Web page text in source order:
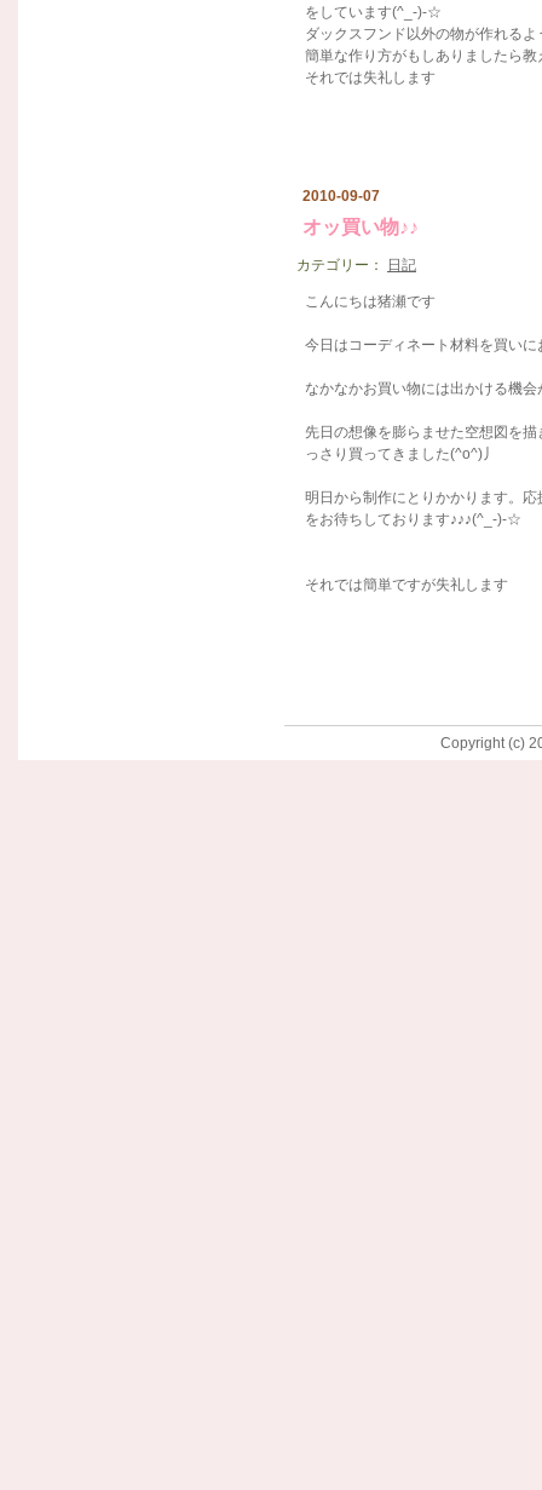
をしています(^_-)-☆
ダックスフンド以外の物が作れる
簡単な作り方がもしありましたら教
それでは失礼します
2010-09-07
オッ買い物♪♪
カテゴリー： 日記
こんにちは猪瀬です
今日はコーディネート材料を買い
なかなかお買い物には出かける機
先日の想像を膨らませた空想図を
っさり買ってきました(^o^)丿
明日から制作にとりかかります。
をお待ちしております♪♪♪(^_-)-☆
それでは簡単ですが失礼します
Copyright (c)